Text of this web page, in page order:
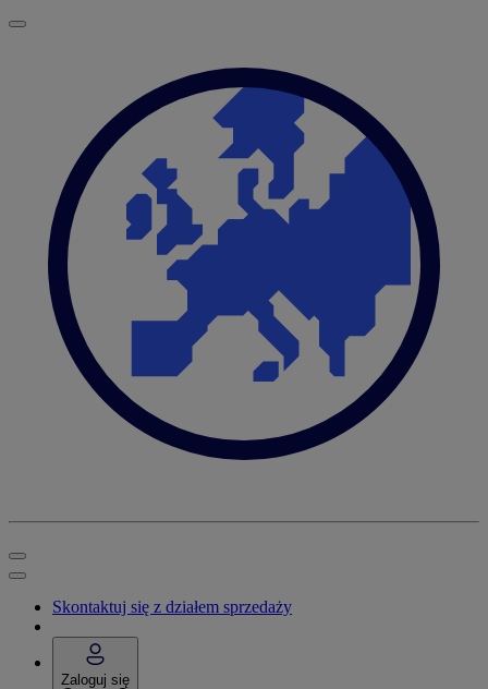
Skontaktuj się z działem sprzedaży
Zaloguj się